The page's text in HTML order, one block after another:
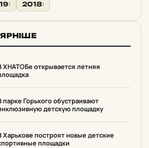
1 20181
ХНАТОБе открывается летняя
парке Горького обустраивают
детскую площадку
Харькове построят новые детские
площадки